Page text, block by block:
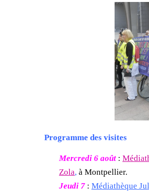
Programme des visites
Mercredi 6 août :
Zola, à Montpellier.
Jeudi 7 : Médiathèque